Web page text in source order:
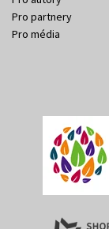
Pro partnery
Pro média